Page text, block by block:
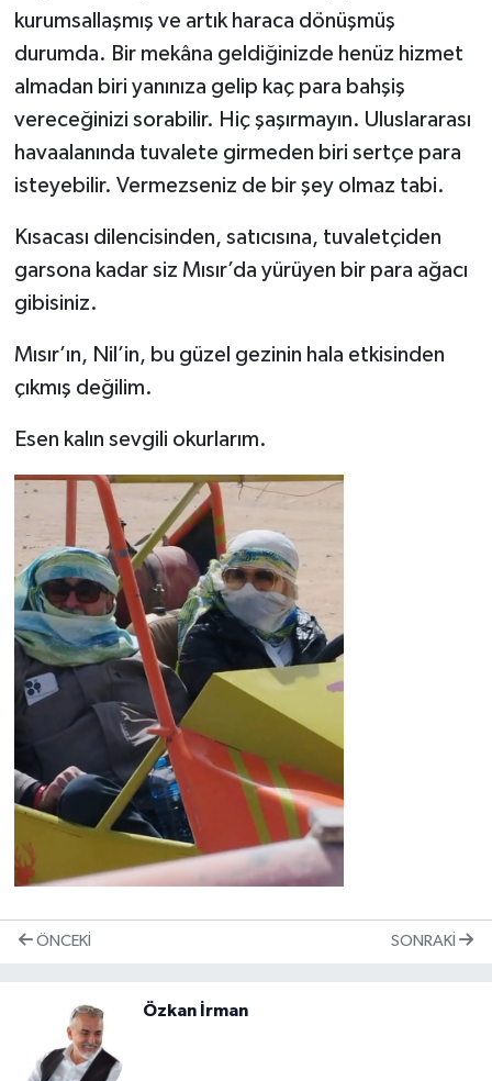
kurumsallaşmış ve artık haraca dönüşmüş
durumda. Bir mekâna geldiğinizde henüz hizmet
almadan biri yanınıza gelip kaç para bahşiş
vereceğinizi sorabilir. Hiç şaşırmayın. Uluslararası
havaalanında tuvalete girmeden biri sertçe para
isteyebilir. Vermezseniz de bir şey olmaz tabi.
Kısacası dilencisinden, satıcısına, tuvaletçiden
garsona kadar siz Mısır’da yürüyen bir para ağacı
gibisiniz.
Mısır’ın, Nil’in, bu güzel gezinin hala etkisinden
çıkmış değilim.
Esen kalın sevgili okurlarım.
ÖNCEKI SONRAKI
Özkan İrman